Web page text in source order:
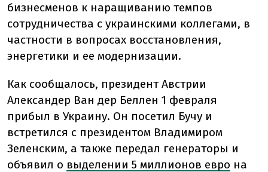
бизнесменов к наращиванию темпов
сотрудничества с украинскими коллегами, в
частности в вопросах восстановления,
энергетики и ее модернизации.
Как сообщалось, президент Австрии
Александер Ван дер Беллен 1 февраля
прибыл в Украину. Он посетил Бучу и
встретился с президентом Владимиром
Зеленским, а также передал генераторы и
объявил о выделении 5 миллионов евро на